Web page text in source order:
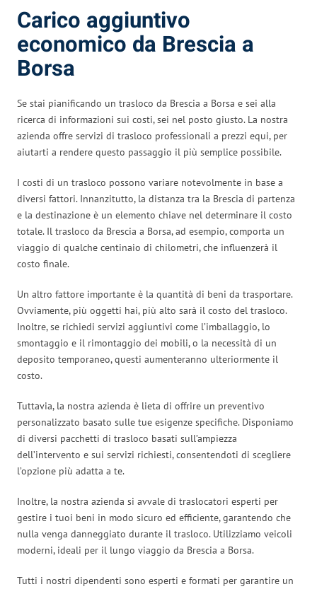
Carico aggiuntivo
economico da Brescia a
Borsa
Se stai pianificando un trasloco da Brescia a Borsa e sei alla
ricerca di informazioni sui costi, sei nel posto giusto. La nostra
azienda offre servizi di trasloco professionali a prezzi equi, per
aiutarti a rendere questo passaggio il più semplice possibile.
I costi di un trasloco possono variare notevolmente in base a
diversi fattori. Innanzitutto, la distanza tra la Brescia di partenza
e la destinazione è un elemento chiave nel determinare il costo
totale. Il trasloco da Brescia a Borsa, ad esempio, comporta un
viaggio di qualche centinaio di chilometri, che influenzerà il
costo finale.
Un altro fattore importante è la quantità di beni da trasportare.
Ovviamente, più oggetti hai, più alto sarà il costo del trasloco.
Inoltre, se richiedi servizi aggiuntivi come l’imballaggio, lo
smontaggio e il rimontaggio dei mobili, o la necessità di un
deposito temporaneo, questi aumenteranno ulteriormente il
costo.
Tuttavia, la nostra azienda è lieta di offrire un preventivo
personalizzato basato sulle tue esigenze specifiche. Disponiamo
di diversi pacchetti di trasloco basati sull’ampiezza
dell’intervento e sui servizi richiesti, consentendoti di scegliere
l’opzione più adatta a te.
Inoltre, la nostra azienda si avvale di traslocatori esperti per
gestire i tuoi beni in modo sicuro ed efficiente, garantendo che
nulla venga danneggiato durante il trasloco. Utilizziamo veicoli
moderni, ideali per il lungo viaggio da Brescia a Borsa.
Tutti i nostri dipendenti sono esperti e formati per garantire un